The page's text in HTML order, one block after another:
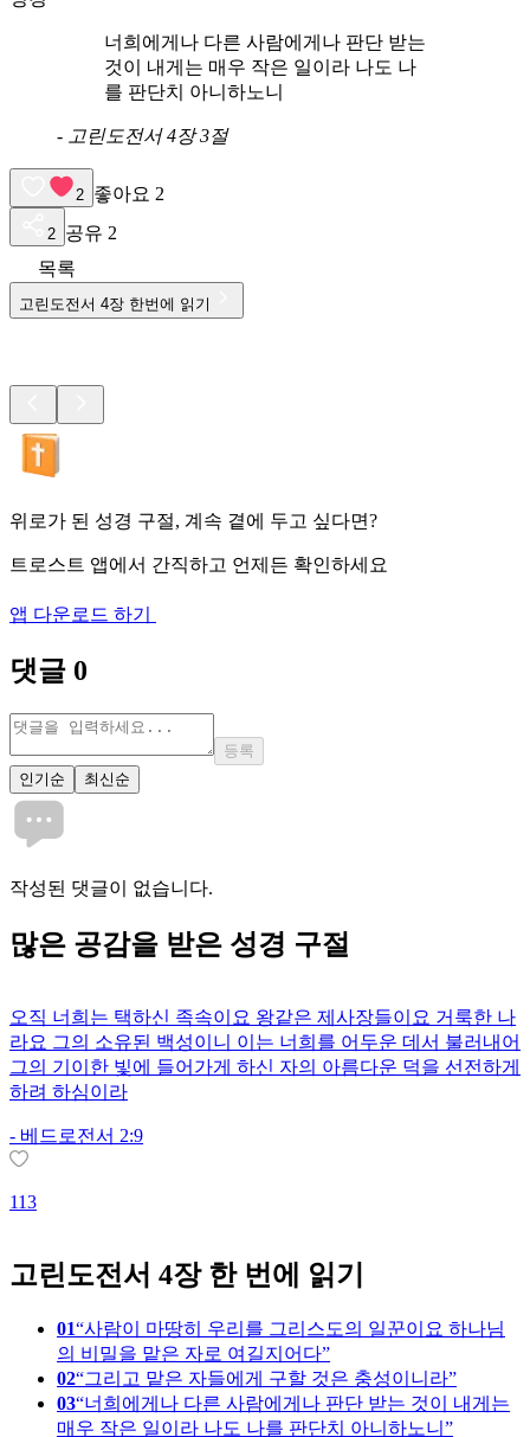
너희에게나 다른 사람에게나 판단 받는
것이 내게는 매우 작은 일이라 나도 나
를 판단치 아니하노니
- 고린도전서 4장 3절
2 좋아요 2
2 공유 2
목록
고린도전서 4장 한번에 읽기
위로가 된 성경 구절, 계속 곁에 두고 싶다면?
트로스트 앱에서 간직하고 언제든 확인하세요
앱 다운로드 하기
댓글 0
등록
인기순
최신순
작성된 댓글이 없습니다.
많은 공감을 받은 성경 구절
오직 너희는 택하신 족속이요 왕같은 제사장들이요 거룩한 나
라요 그의 소유된 백성이니 이는 너희를 어두운 데서 불러내어
그의 기이한 빛에 들어가게 하신 자의 아름다운 덕을 선전하게
하려 하심이라
- 베드로전서 2:9
113
고린도전서 4장 한 번에 읽기
01 사람이 마땅히 우리를 그리스도의 일꾼이요 하나님
의 비밀을 맡은 자로 여길지어다
02 그리고 맡은 자들에게 구할 것은 충성이니라
03 너희에게나 다른 사람에게나 판단 받는 것이 내게는
매우 작은 일이라 나도 나를 판단치 아니하노니